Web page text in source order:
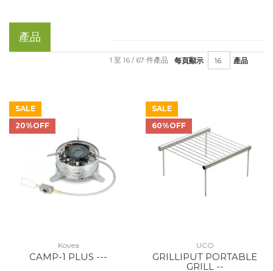
產品
每頁顯示 產品
1 至 16 / 67 件產品
SALE
20%OFF
Kovea
CAMP-1 PLUS ---
SALE
60%OFF
UCO
GRILLIPUT PORTABLE
GRILL --